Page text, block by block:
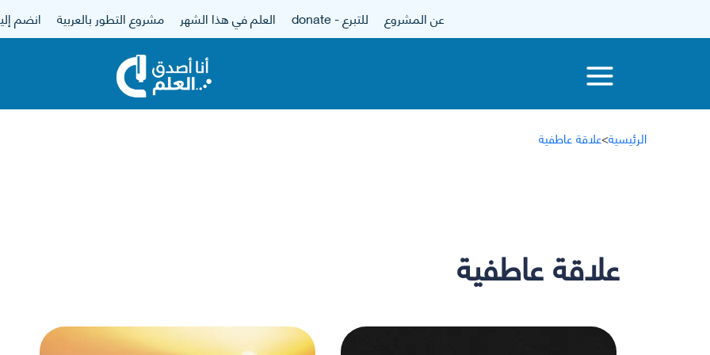
عن المشروع للتبرع - donate العلم في هذا الشهر مشروع التطور بالعربية انضم
الرئيسية>علاقة عاطفية
علاقة عاطفية